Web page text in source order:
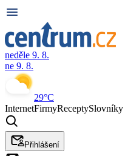
neděle 9. 8.
ne 9. 8.
29°C
InternetFirmyReceptySlovníky
Přihlášení